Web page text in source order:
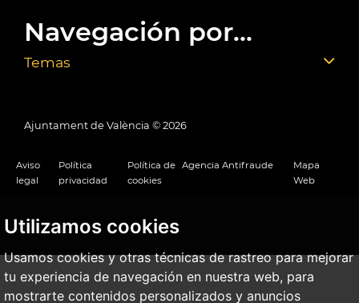
Utilizamos cookies
Usamos cookies y otras técnicas de rastreo para mejorar
tu experiencia de navegación en nuestra web, para
mostrarte contenidos personalizados y anuncios
Navegación por...
Temas
Ajuntament de València © 2026
Aviso
legal
Política
privacidad
Política de
cookies
Agencia Antifraude
Mapa
Web